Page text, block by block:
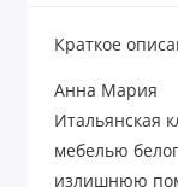
Краткое
Анна Мария
Итальянская
мебелью
излишнюю